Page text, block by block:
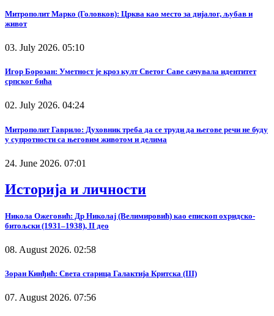
Митрополит Марко (Головков): Црква као место за дијалог, љубав и
живот
03. July 2026. 05:10
Игор Борозан: Уметност је кроз култ Светог Саве сачувала идентитет
српског бића
02. July 2026. 04:24
Митрополит Гаврило: Духовник треба да се труди да његове речи не буду
у супротности са његовим животом и делима
24. June 2026. 07:01
Историја и личности
Никола Ожеговић: Др Николај (Велимировић) као епископ охридско-
битољски (1931–1938), II део
08. August 2026. 02:58
Зоран Кинђић: Света старица Галактија Критска (III)
07. August 2026. 07:56